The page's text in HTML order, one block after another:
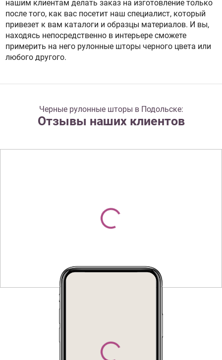
нашим клиентам делать заказ на изготовление только
после того, как вас посетит наш специалист, который
привезет к вам каталоги и образцы материалов. И вы,
находясь непосредственно в интерьере сможете
примерить на него рулонные шторы черного цвета или
любого другого.
Черные рулонные шторы в Подольске:
Отзывы наших клиентов